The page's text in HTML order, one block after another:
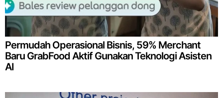
Permudah Operasional Bisnis, 59% Merchant
Baru GrabFood Aktif Gunakan Teknologi Asisten
AI